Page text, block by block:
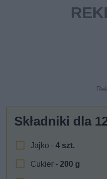
Składniki dla
Jajko -4 szt.
Cukier -200 g